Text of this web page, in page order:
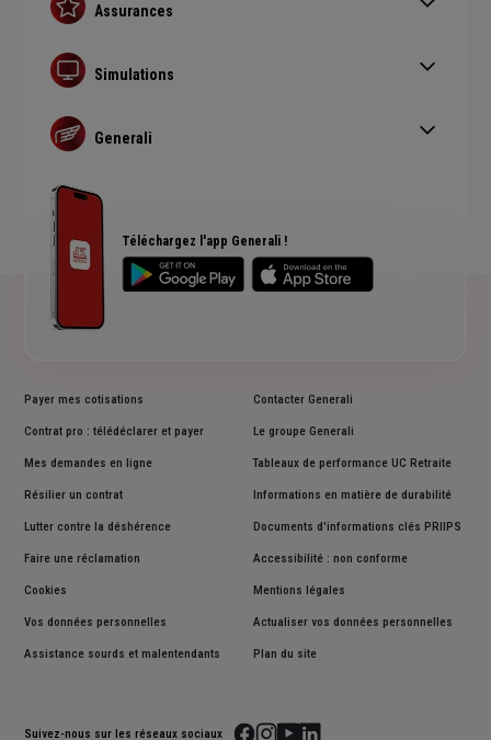
Téléchargez l'app Generali !
Assurances
Assurance habitation
Assurance prêt immobilier
Complémentaire santé senior
Simulations
Devis assurance habitation
Simulation assurance de prêt immobilier
Generali
Rendements fonds euros Generali
Accessibilité sourds et malentendants
Avis clients Generali
Payer mes cotisations
Contrat pro : télédéclarer et payer
Mes demandes en ligne
Résilier un contrat
Lutter contre la déshérence
Faire une réclamation
Contacter Generali
Le groupe Generali
Tableaux de performance UC Retraite
Informations en matière de durabilité
Documents d'informations clés PRIIPS
Accessibilité : non conforme
Cookies Mentions légales
Vos données personnelles Actualiser vos données personnelles
Assistance sourds et malentendants Plan du site
Suivez-nous sur les réseaux sociaux